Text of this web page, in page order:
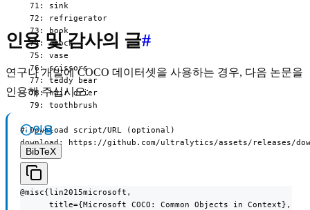
  71: sink
  72: refrigerator
  73: book
  74: clock
  75: vase
  76: scissors
  77: teddy bear
  78: hair drier
  79: toothbrush
# Download script/URL (optional)
download: https://github.com/ultralytics/assets/releases/
인용 및 감사의 글#
연구나 개발에 COCO 데이터셋을 사용하는 경우, 다음 논문을
인용해 주십시오:
인용
BibTeX
@misc{lin2015microsoft,
      title={Microsoft COCO: Common Objects in Context},